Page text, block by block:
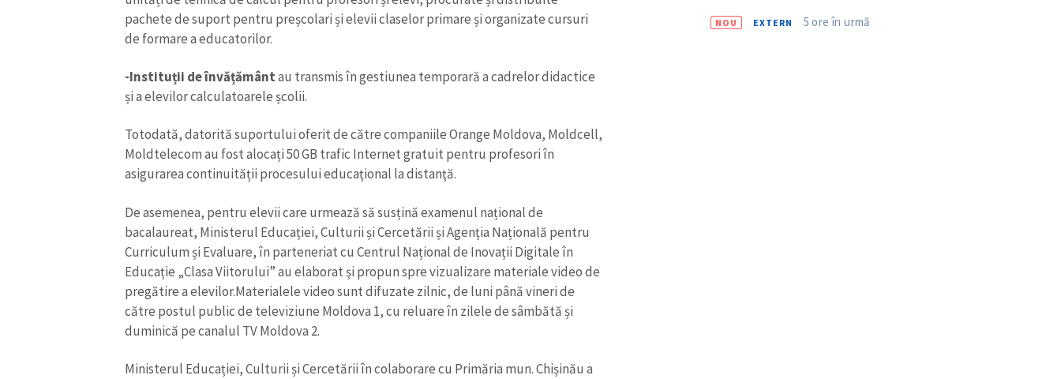
pachete de suport pentru preșcolari și elevii claselor primare și organizate cursuri
de formare a educatorilor.
-Instituții de învățământau transmis în gestiunea temporară a cadrelor didactice
și a elevilor calculatoarele școlii.
Totodată, datorită suportului oferit de către companiile Orange Moldova, Moldcell,
Moldtelecom au fost alocați 50 GB trafic Internet gratuit pentru profesori în
asigurarea continuității procesului educaţional la distanţă.
De asemenea, pentru elevii care urmează să susțină examenul național de
bacalaureat, Ministerul Educației, Culturii și Cercetării și Agenția Națională pentru
Curriculum și Evaluare, în parteneriat cu Centrul Național de Inovații Digitale în
Educație „Clasa Viitorului” au elaborat și propun spre vizualizare materiale video de
pregătire a elevilor.Materialele video sunt difuzate zilnic, de luni până vineri de
către postul public de televiziune Moldova 1, cu reluare în zilele de sâmbătă și
duminică pe canalul TV Moldova 2.
Ministerul Educației, Culturii și Cercetării în colaborare cu Primăria mun. Chișinău a
NOU EXTERN 5 ore în urmă